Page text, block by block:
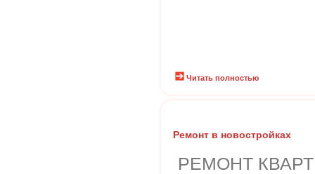
Читать полностью
Ремонт в новостройках
РЕМОНТ